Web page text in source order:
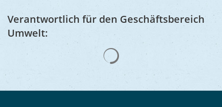
Verantwortlich für den Geschäftsbereich
Umwelt: